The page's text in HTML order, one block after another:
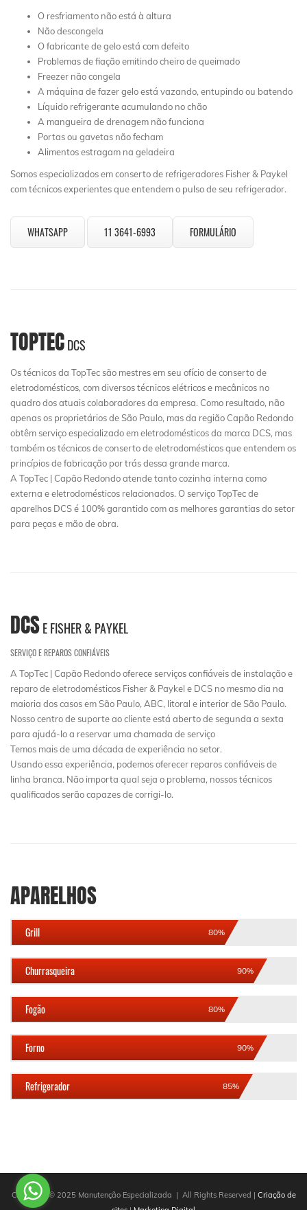
O resfriamento não está à altura
Não descongela
O fabricante de gelo está com defeito
Problemas de fiação emitindo cheiro de queimado
Freezer não congela
A máquina de fazer gelo está vazando, entupindo ou batendo
Líquido refrigerante acumulando no chão
A mangueira de drenagem não funciona
Portas ou gavetas não fecham
Alimentos estragam na geladeira
Somos especializados em conserto de refrigeradores Fisher & Paykel
com técnicos experientes que entendem o pulso de seu refrigerador.
WHATSAPP 11 3641-6993 FORMULÁRIO
TOPTECDCS
Os técnicos da TopTec são mestres em seu ofício de conserto de
eletrodomésticos, com diversos técnicos elétricos e mecânicos no
quadro dos atuais colaboradores da empresa. Como resultado, não
apenas os proprietários de São Paulo, mas da região Capão Redondo
obtêm serviço especializado em eletrodomésticos da marca DCS, mas
também os técnicos de conserto de eletrodomésticos que entendem os
princípios de fabricação por trás dessa grande marca.
A TopTec | Capão Redondo atende tanto cozinha interna como
externa e eletrodomésticos relacionados. O serviço TopTec de
aparelhos DCS é 100% garantido com as melhores garantias do setor
para peças e mão de obra.
DCSE FISHER & PAYKEL
SERVIÇO E REPAROS CONFIÁVEIS
A TopTec | Capão Redondo oferece serviços confiáveis de instalação e
reparo de eletrodomésticos Fisher & Paykel e DCS no mesmo dia na
maioria dos casos em São Paulo, ABC, litoral e interior de São Paulo.
Nosso centro de suporte ao cliente está aberto de segunda a sexta
para ajudá-lo a reservar uma chamada de serviço
Temos mais de uma década de experiência no setor.
Usando essa experiência, podemos oferecer reparos confiáveis ​​de
linha branca. Não importa qual seja o problema, nossos técnicos
qualificados serão capazes de corrigi-lo.
APARELHOS
Grill 80%
Churrasqueira 90%
Fogão 80%
Forno 90%
Refrigerador 85%
Copyright © 2025 Manutenção Especializada | All Rights Reserved | Criação de